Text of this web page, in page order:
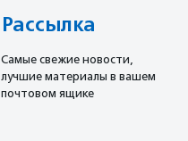
Рассылка
Cамые свежие новости,
лучшие материалы в вашем
почтовом ящике